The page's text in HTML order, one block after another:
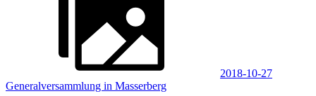
2018-10-27
Generalversammlung in Masserberg